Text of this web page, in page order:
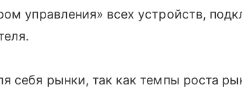
управления» всех устройств,
себя рынки, так как темпы роста